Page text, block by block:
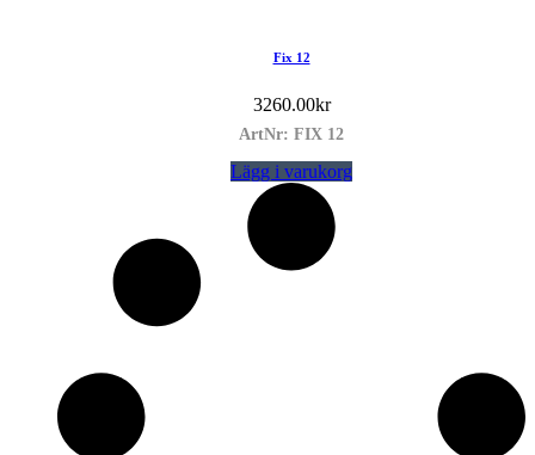
Fix 12
3260.00kr
ArtNr: FIX 12
Lägg i varukorg